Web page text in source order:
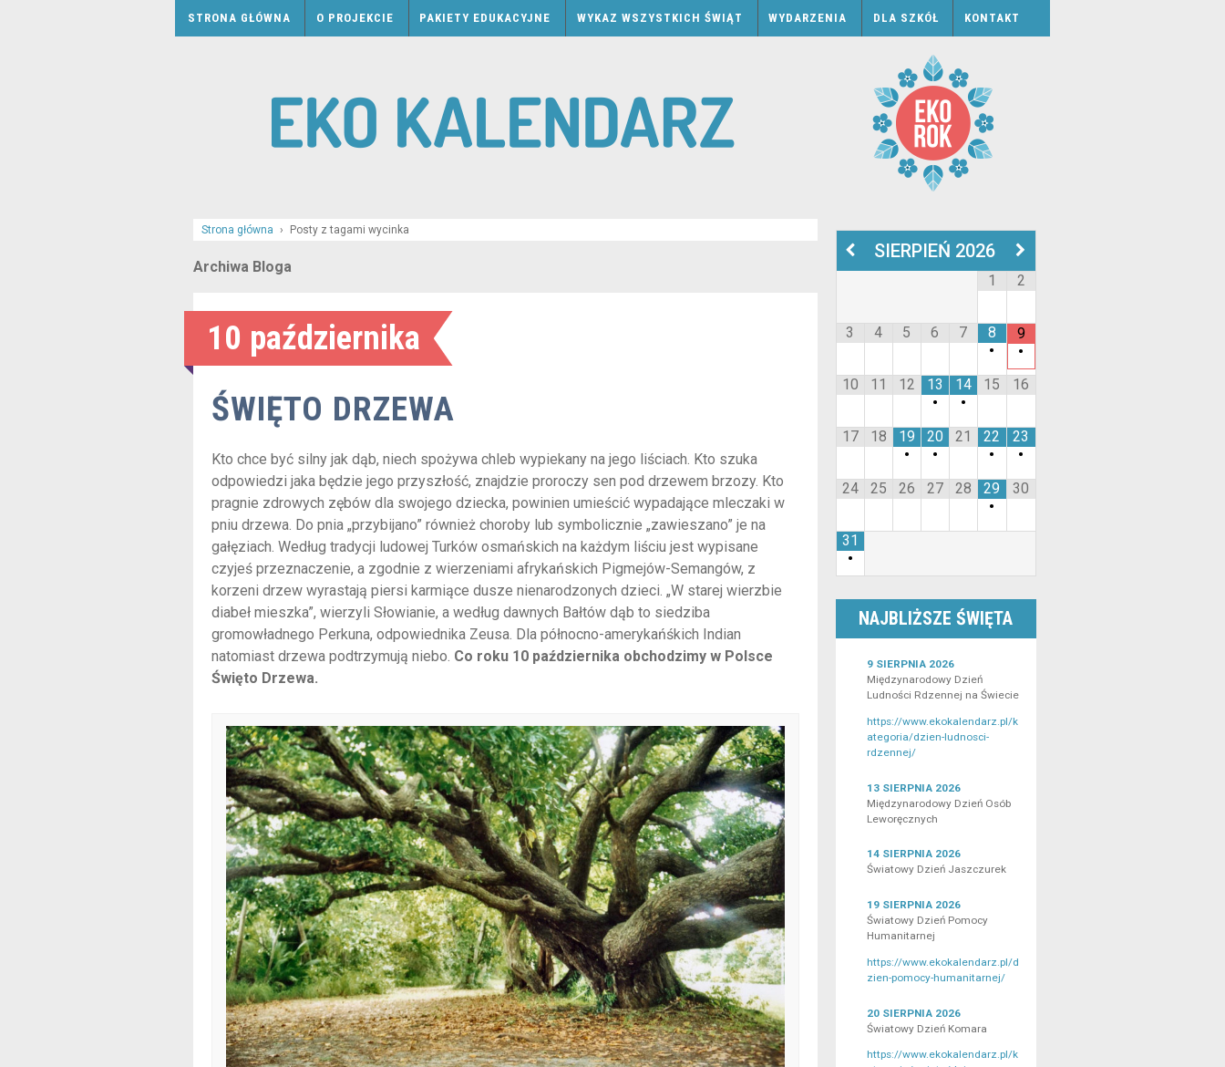
STRONA GŁÓWNA O PROJEKCIE PAKIETY EDUKACYJNE WYKAZ WSZYSTKICH ŚWIĄT WYDARZENIA DLA SZKÓŁ KONTAKT
Strona główna › Posty z tagami wycinka
Archiwa Bloga
10 października
ŚWIĘTO DRZEWA
Kto chce być silny jak dąb, niech spożywa chleb wypiekany na jego liściach. Kto szuka
odpowiedzi jaka będzie jego przyszłość, znajdzie proroczy sen pod drzewem brzozy. Kto
pragnie zdrowych zębów dla swojego dziecka, powinien umieścić wypadające mleczaki w
pniu drzewa. Do pnia „przybijano” również choroby lub symbolicznie „zawieszano” je na
gałęziach. Według tradycji ludowej Turków osmańskich na każdym liściu jest wypisane
czyjeś przeznaczenie, a zgodnie z wierzeniami afrykańskich Pigmejów-Semangów, z
korzeni drzew wyrastają piersi karmiące dusze nienarodzonych dzieci. „W starej wierzbie
diabeł mieszka”, wierzyli Słowianie, a według dawnych Bałtów dąb to siedziba
gromowładnego Perkuna, odpowiednika Zeusa. Dla północno-amerykańśkich Indian
natomiast drzewa podtrzymują niebo. Co roku 10 października obchodzimy w Polsce
Święto Drzewa.
SIERPIEŃ 2026
1 2
3 4 5 6 7
8
•
9
•
10
11 12
13
•
14
•
15 16
17 18
19
•
20
•
21
22
•
23
•
24
25 26 27 28
29
•
30
31
•
NAJBLIŻSZE ŚWIĘTA
9 SIERPNIA 2026
Międzynarodowy Dzień
Ludności Rdzennej na Świecie
https://www.ekokalendarz.pl/k
ategoria/dzien-ludnosci-
rdzennej/
13 SIERPNIA 2026
Międzynarodowy Dzień Osób
Leworęcznych
14 SIERPNIA 2026
Światowy Dzień Jaszczurek
19 SIERPNIA 2026
Światowy Dzień Pomocy
Humanitarnej
https://www.ekokalendarz.pl/d
zien-pomocy-humanitarnej/
20 SIERPNIA 2026
Światowy Dzień Komara
https://www.ekokalendarz.pl/k